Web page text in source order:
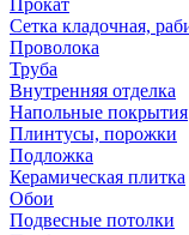
Прокат
Сетка кладочная,
Проволока
Труба
Внутренняя отделка
Напольные покрытия
Плинтусы, порожки
Подложка
Керамическая плитка
Обои
Подвесные потолки